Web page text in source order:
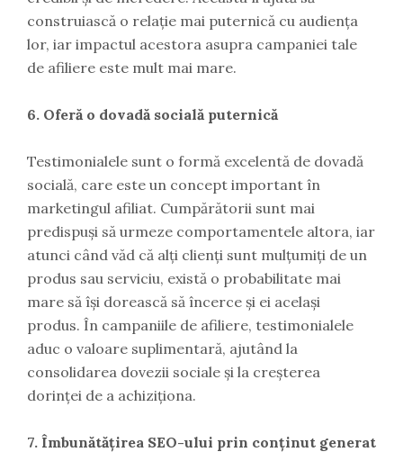
construiască o relație mai puternică cu audiența
lor, iar impactul acestora asupra campaniei tale
de afiliere este mult mai mare.
6. Oferă o dovadă socială puternică
Testimonialele sunt o formă excelentă de dovadă
socială, care este un concept important în
marketingul afiliat. Cumpărătorii sunt mai
predispuși să urmeze comportamentele altora, iar
atunci când văd că alți clienți sunt mulțumiți de un
produs sau serviciu, există o probabilitate mai
mare să își dorească să încerce și ei același
produs. În campaniile de afiliere, testimonialele
aduc o valoare suplimentară, ajutând la
consolidarea dovezii sociale și la creșterea
dorinței de a achiziționa.
7. Îmbunătățirea SEO-ului prin conținut generat